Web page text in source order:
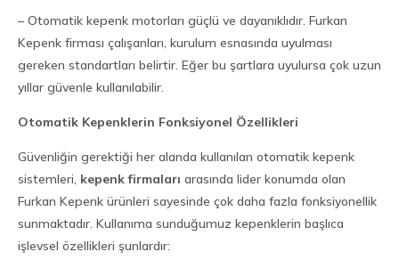
– Otomatik kepenk motorları güçlü ve dayanıklıdır. Furkan
Kepenk firması çalışanları, kurulum esnasında uyulması
gereken standartları belirtir. Eğer bu şartlara uyulursa çok uzun
yıllar güvenle kullanılabilir.
Otomatik Kepenklerin Fonksiyonel Özellikleri
Güvenliğin gerektiği her alanda kullanılan otomatik kepenk
sistemleri, kepenk firmaları arasında lider konumda olan
Furkan Kepenk ürünleri sayesinde çok daha fazla fonksiyonellik
sunmaktadır. Kullanıma sunduğumuz kepenklerin başlıca
işlevsel özellikleri şunlardır: